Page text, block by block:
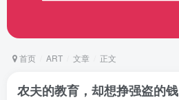
首页 ART 文章 正文
农夫的教育，却想挣强盗的钱